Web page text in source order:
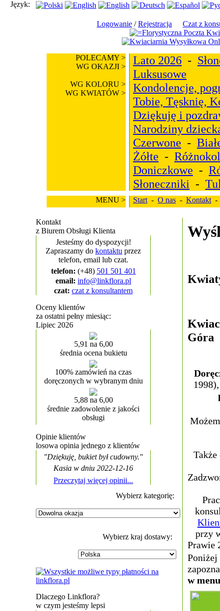
Język:
Logowanie /Rejestracja Czat z
POLECAMY >
WG OKAZJI >
WG KOLORU >
WG KWIATÓW >
Lato 2026 -
Luksusowe
Kondolencje,
Tobie, Tęsknię,
Dziękuję i
Narodziny
Czerwone -
Żółte -
Doniczkowe -
Słoneczniki -
MENU > Start - O nas - Kontakt
Kontakt
z Biurem Obsługi Klienta
Jesteśmy do dyspozycji!
Zapraszamy do kontaktu przez
telefon, email lub czat.
telefon: (+48) 501 501 401
email: info@linkflora.pl
czat: czat z konsultantem
Oceny klientów
za ostatni pełny miesiąc:
Lipiec 2026
5,91 na 6,00
średnia ocena bukietu
100% zamówień na czas
doręczonych w wybranym dniu
5,88 na 6,00
średnie zadowolenie z jakości
obsługi
Opinie klientów
losowa opinia jednego z klientów
"Dziękuję, bukiet był cudowny."
Kasia w dniu 2022-12-16
Przeczytaj więcej opinii...
Wybierz kategorię:
Wybierz kraj dostawy:
Dlaczego Linkflora?
w czym jesteśmy lepsi
Góra
przy
Prawie
Poniżej
w